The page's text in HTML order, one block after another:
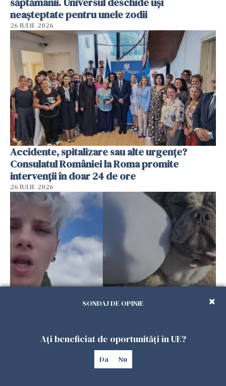
neașteptate pentru unele zodii
26 IULIE 2026
Accidente, spitalizare sau alte urgențe?
Consulatul României la Roma promite
intervenții în doar 24 de ore
26 IULIE 2026
dezbateri aprinse
SONDAJ DE OPINIE
Ați beneficiat de oportunități în UE?
Da Nu